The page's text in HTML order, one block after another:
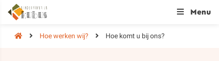
Menu
Hoe werken wij? Hoe komt u bij ons?